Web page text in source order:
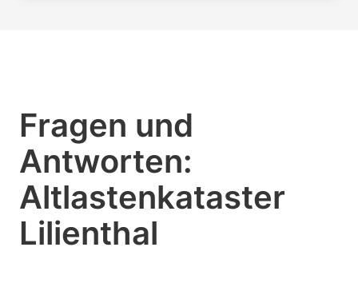
Fragen und
Antworten:
Altlastenkataster
Lilienthal